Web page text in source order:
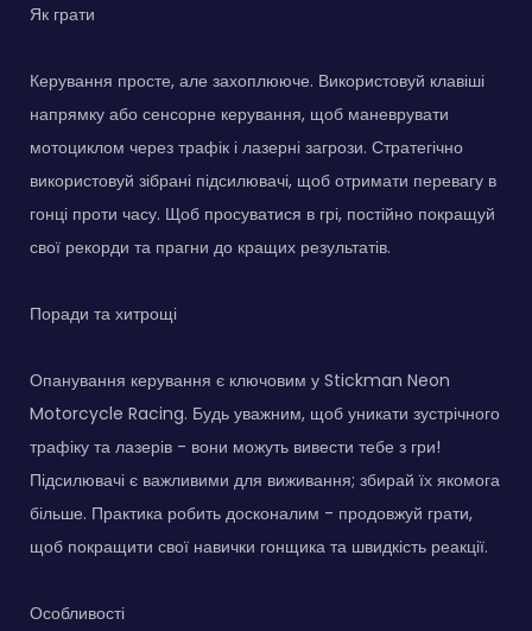
Як грати
Керування просте, але захоплююче. Використовуй клавіші
напрямку або сенсорне керування, щоб маневрувати
мотоциклом через трафік і лазерні загрози. Стратегічно
використовуй зібрані підсилювачі, щоб отримати перевагу в
гонці проти часу. Щоб просуватися в грі, постійно покращуй
свої рекорди та прагни до кращих результатів.
Поради та хитрощі
Опанування керування є ключовим у Stickman Neon
Motorcycle Racing. Будь уважним, щоб уникати зустрічного
трафіку та лазерів - вони можуть вивести тебе з гри!
Підсилювачі є важливими для виживання; збирай їх якомога
більше. Практика робить досконалим - продовжуй грати,
щоб покращити свої навички гонщика та швидкість реакції.
Особливості